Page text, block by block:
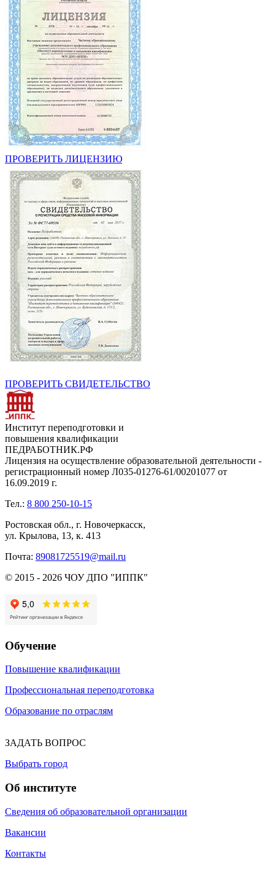
ПРОВЕРИТЬ ЛИЦЕНЗИЮ
ПРОВЕРИТЬ СВИДЕТЕЛЬСТВО
Институт переподготовки и
повышения квалификации
ПЕДРАБОТНИК.РФ
Лицензия на осуществление образовательной деятельности -
регистрационный номер Л035-01276-61/00201077 от
16.09.2019 г.
Тел.: 8 800 250-10-15
Ростовская обл., г. Новочеркасск,
ул. Крылова, 13, к. 413
Почта: 89081725519@mail.ru
© 2015 - 2026 ЧОУ ДПО "ИППК"
Обучение
Повышение квалификации
Профессиональная переподготовка
Образование по отраслям
ЗАДАТЬ ВОПРОС
Выбрать город
Об институте
Сведения об образовательной организации
Вакансии
Контакты